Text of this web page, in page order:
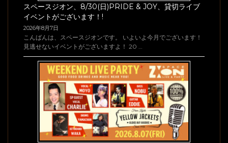
スペースジオン、8/30(日)PRIDE & JOY、貸切ライブ
イベントがございます！!
2026年8月7日
こんばんは、スペースジオンです。 いよいよ今月でございます！
見逃せないイベントがございますよ！ 20 …